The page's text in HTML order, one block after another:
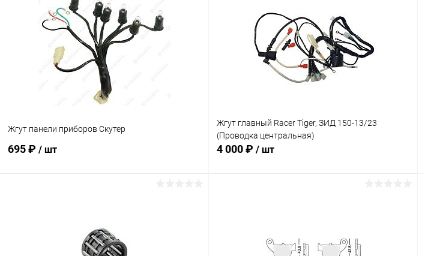
Сравнение
В избранное В наличии
Сравнение
В избранное В наличии
Жгут панели приборов Скутер
695 ₽ / шт
Жгут главный Racer Tiger, ЗИД 150-13/23
(Проводка центральная)
4 000 ₽ / шт
В избранное В наличии